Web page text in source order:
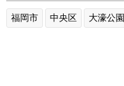
福岡市 中央区 大濠公園